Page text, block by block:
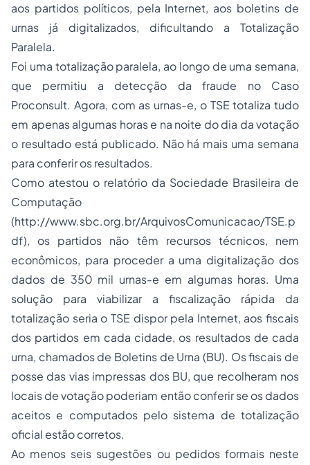
aos partidos políticos, pela Internet, aos boletins de
urnas já digitalizados, dificultando a Totalização
Paralela.
Foi uma totalização paralela, ao longo de uma semana,
que permitiu a detecção da fraude no Caso
Proconsult. Agora, com as urnas-e, o TSE totaliza tudo
em apenas algumas horas e na noite do dia da votação
o resultado está publicado. Não há mais uma semana
para conferir os resultados.
Como atestou o relatório da Sociedade Brasileira de
Computação
(http://www.sbc.org.br/ArquivosComunicacao/TSE.p
df), os partidos não têm recursos técnicos, nem
econômicos, para proceder a uma digitalização dos
dados de 350 mil urnas-e em algumas horas. Uma
solução para viabilizar a fiscalização rápida da
totalização seria o TSE dispor pela Internet, aos fiscais
dos partidos em cada cidade, os resultados de cada
urna, chamados de Boletins de Urna (BU). Os fiscais de
posse das vias impressas dos BU, que recolheram nos
locais de votação poderiam então conferir se os dados
aceitos e computados pelo sistema de totalização
oficial estão corretos.
Ao menos seis sugestões ou pedidos formais neste